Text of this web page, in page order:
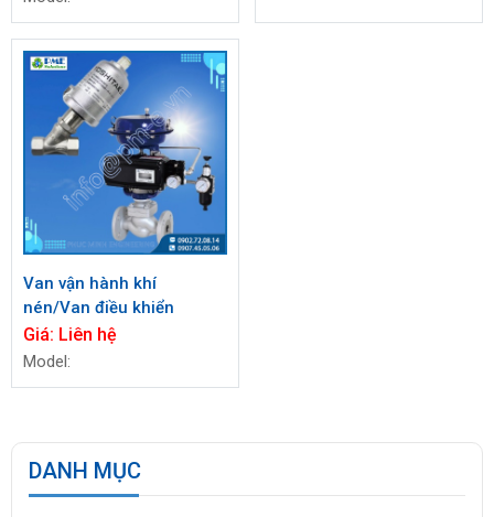
Van vận hành khí
nén/Van điều khiển
Giá: Liên hệ
Model:
DANH MỤC